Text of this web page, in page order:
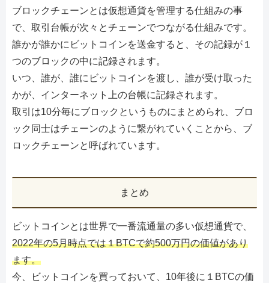
ブロックチェーンとは仮想通貨を管理する仕組みの事
で、取引台帳が次々とチェーンでつながる仕組みです。
誰かが誰かにビットコインを送金すると、その記録が１
つのブロックの中に記録されます。
いつ、誰が、誰にビットコインを渡し、誰が受け取った
かが、インターネット上の台帳に記録されます。
取引は10分毎にブロックというものにまとめられ、ブロ
ック同士はチェーンのように繋がれていくことから、ブ
ロックチェーンと呼ばれています。
まとめ
ビットコインとは世界で一番流通量の多い仮想通貨で、
2022年の5月時点では１BTCで約500万円の価値があり
ます。
今、ビットコインを買っておいて、10年後に１BTCの価